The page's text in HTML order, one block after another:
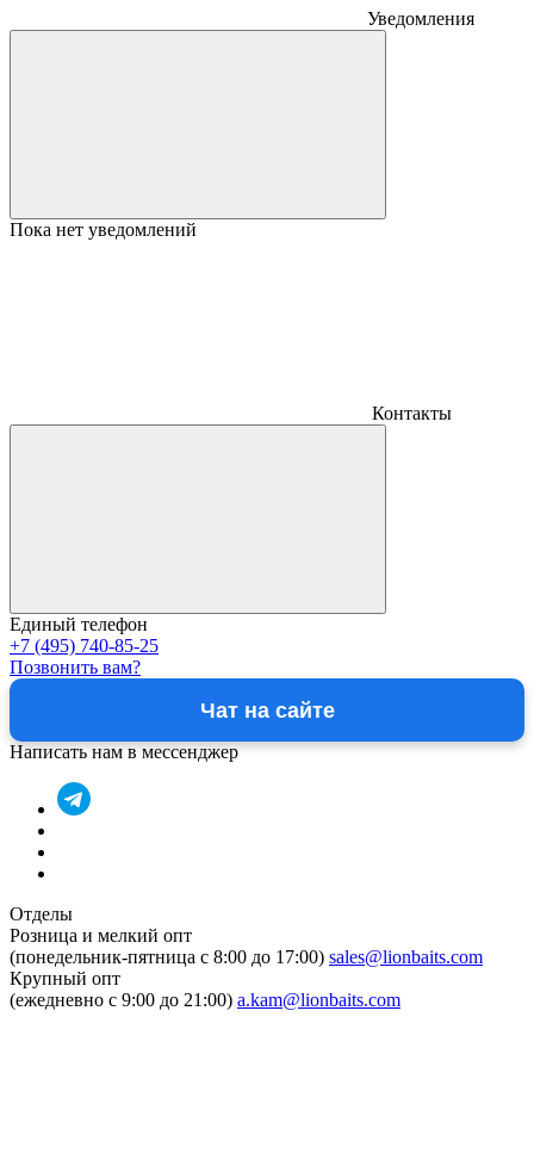
Уведомления
Пока нет уведомлений
Контакты
Единый телефон
+7 (495) 740-85-25
Позвонить вам?
Чат на сайте
Написать нам в мессенджер
Отделы
Розница и мелкий опт
(понедельник-пятница c 8:00 до 17:00) sales@lionbaits.com
Крупный опт
(ежедневно с 9:00 до 21:00) a.kam@lionbaits.com